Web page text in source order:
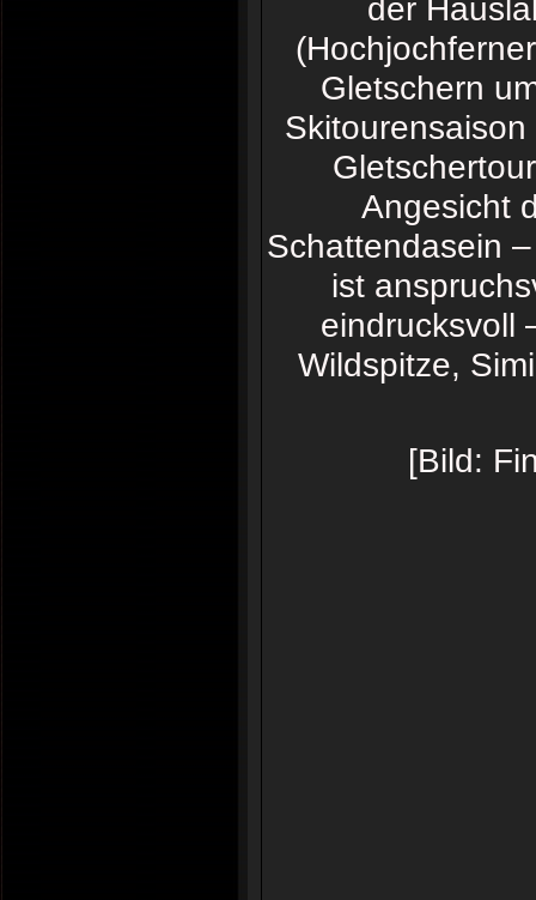
der
Gletschern
Angesicht
Schattendasein
ist
eindrucksvoll
Wildspitze,
[Bild: